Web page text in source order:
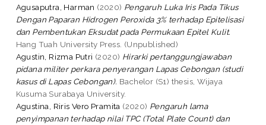
Agusaputra, Harman (2020) Pengaruh Luka Iris Pada Tikus
Dengan Paparan Hidrogen Peroxida 3% terhadap Epitelisasi
dan Pembentukan Eksudat pada Permukaan Epitel Kulit.
Hang Tuah University Press. (Unpublished)
Agustin, Rizma Putri (2020) Hirarki pertanggungjawaban
pidana militer perkara penyerangan Lapas Cebongan (studi
kasus di Lapas Cebongan). Bachelor (S1) thesis, Wijaya
Kusuma Surabaya University.
Agustina, Riris Vero Pramita (2020) Pengaruh lama
penyimpanan terhadap nilai TPC (Total Plate Count) dan